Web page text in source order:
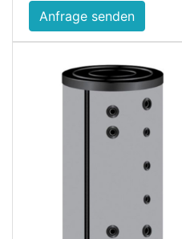
Anfrage senden